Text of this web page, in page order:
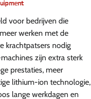
voor bedrijven die
werken met de
krachtpatsers nodig
zijn extra sterk
prestaties, meer
lithium-ion technologie,
lange werkdagen en